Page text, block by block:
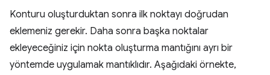
Konturu oluşturduktan sonra ilk noktayı doğrudan
eklemeniz gerekir. Daha sonra başka noktalar
ekleyeceğiniz için nokta oluşturma mantığını ayrı bir
yöntemde uygulamak mantıklıdır. Aşağıdaki örnekte,